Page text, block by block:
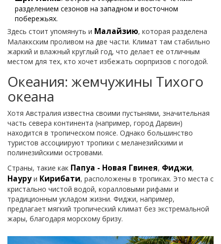
разделением сезонов на западном и восточном
побережьях.
Здесь стоит упомянуть и Малайзию, которая разделена
Малаккским проливом на две части. Климат там стабильно
жаркий и влажный круглый год, что делает ее отличным
местом для тех, кто хочет избежать сюрпризов с погодой.
Океания: жемчужины Тихого
океана
Хотя Австралия известна своими пустынями, значительная
часть севера континента (например, город Дарвин)
находится в тропическом поясе. Однако большинство
туристов ассоциируют тропики с меланезийскими и
полинезийскими островами.
Страны, такие как Папуа - Новая Гвинея, Фиджи,
Науру и Кирибати, расположены в тропиках. Это места с
кристально чистой водой, коралловыми рифами и
традиционным укладом жизни. Фиджи, например,
предлагает мягкий тропический климат без экстремальной
жары, благодаря морскому бризу.